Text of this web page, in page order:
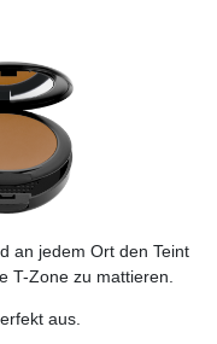
an jedem Ort den Teint
T-Zone zu mattieren.
aus.